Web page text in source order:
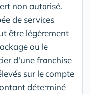
non autorisé.
de services
être légèrement
ou le
d'une franchise
sur le compte
déterminé